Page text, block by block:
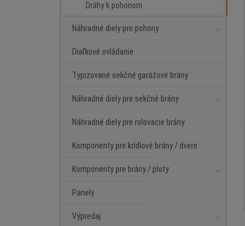
Dráhy k pohonom
Náhradné diely pre pohony
Diaľkové ovládanie
Typizované sekčné garážové brány
Náhradné diely pre sekčné brány
Náhradné diely pre rolovacie brány
Komponenty pre krídlové brány / dvere
Komponenty pre brány / ploty
Panely
Výpredaj